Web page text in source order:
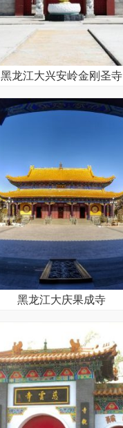
黑龙江大兴安岭金刚圣寺
黑龙江大庆果成寺